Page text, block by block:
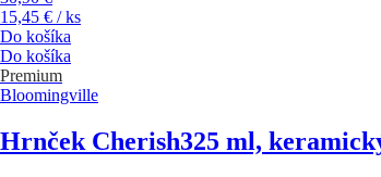
15,45 € / ks
Do košíka
Do košíka
Premium
Bloomingville
Hrnček Cherish325 ml,